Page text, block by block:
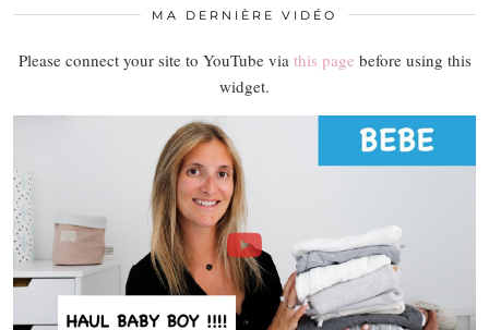
MA DERNIÈRE VIDÉO
Please connect your site to YouTube via this page before using this
widget.